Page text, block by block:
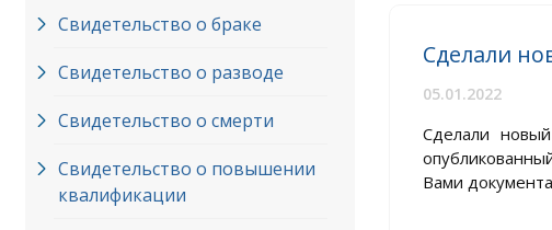
Свидетельство о браке
Свидетельство о разводе
Свидетельство о смерти
Свидетельство о повышении
квалификации
Сделали
05.01.2022
Сделали
Вами